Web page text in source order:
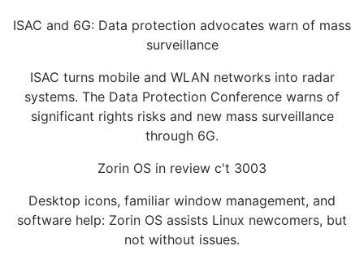
ISAC and 6G: Data protection advocates warn of mass
surveillance
ISAC turns mobile and WLAN networks into radar
systems. The Data Protection Conference warns of
significant rights risks and new mass surveillance
through 6G.
Zorin OS in review c't 3003
Desktop icons, familiar window management, and
software help: Zorin OS assists Linux newcomers, but
not without issues.